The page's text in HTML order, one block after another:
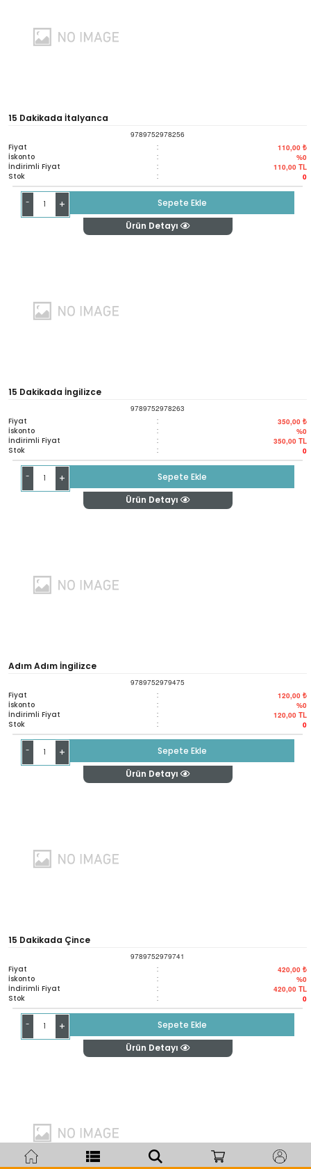
15 Dakikada İtalyanca
9789752978256
Fiyat : 110,00 ₺
İskonto : %0
İndirimli Fiyat : 110,00 TL
Stok : 0
- +
Sepete Ekle
Ürün Detayı
15 Dakikada İngilizce
9789752978263
Fiyat : 350,00 ₺
İskonto : %0
İndirimli Fiyat : 350,00 TL
Stok : 0
- +
Sepete Ekle
Ürün Detayı
Adım Adım İngilizce
9789752979475
Fiyat : 120,00 ₺
İskonto : %0
İndirimli Fiyat : 120,00 TL
Stok : 0
- +
Sepete Ekle
Ürün Detayı
15 Dakikada Çince
9789752979741
Fiyat : 420,00 ₺
İskonto : %0
İndirimli Fiyat : 420,00 TL
Stok : 0
- +
Sepete Ekle
Ürün Detayı